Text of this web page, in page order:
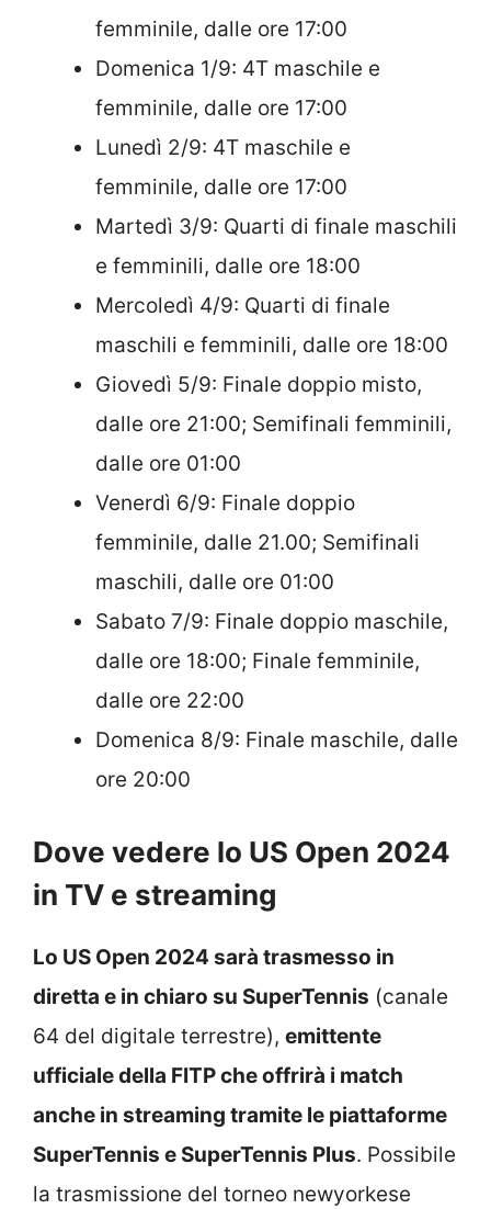
femminile, dalle ore 17:00
Domenica 1/9: 4T maschile e
femminile, dalle ore 17:00
Lunedì 2/9: 4T maschile e
femminile, dalle ore 17:00
Martedì 3/9: Quarti di finale maschili
e femminili, dalle ore 18:00
Mercoledì 4/9: Quarti di finale
maschili e femminili, dalle ore 18:00
Giovedì 5/9: Finale doppio misto,
dalle ore 21:00; Semifinali femminili,
dalle ore 01:00
Venerdì 6/9: Finale doppio
femminile, dalle 21.00; Semifinali
maschili, dalle ore 01:00
Sabato 7/9: Finale doppio maschile,
dalle ore 18:00; Finale femminile,
dalle ore 22:00
Domenica 8/9: Finale maschile, dalle
ore 20:00
Dove vedere lo US Open 2024
in TV e streaming
Lo US Open 2024 sarà trasmesso in
diretta e in chiaro su SuperTennis (canale
64 del digitale terrestre), emittente
ufficiale della FITP che offrirà i match
anche in streaming tramite le piattaforme
SuperTennis e SuperTennis Plus. Possibile
la trasmissione del torneo newyorkese